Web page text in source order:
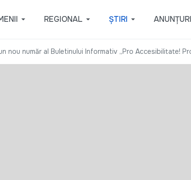
REGIONAL ȘTIRI ANUNȚURI
nou număr al Buletinului Informativ „Pro Accesibilitate!